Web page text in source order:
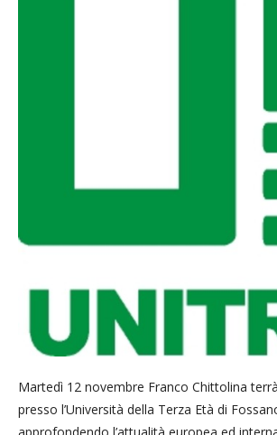
Martedì 12 novembre Franco Chittolina
presso l’Università della Terza Età di